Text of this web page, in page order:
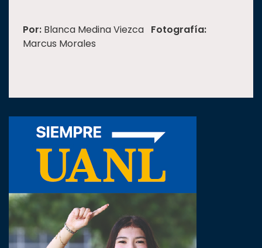
Por: Blanca Medina Viezca Fotografía:
Marcus Morales